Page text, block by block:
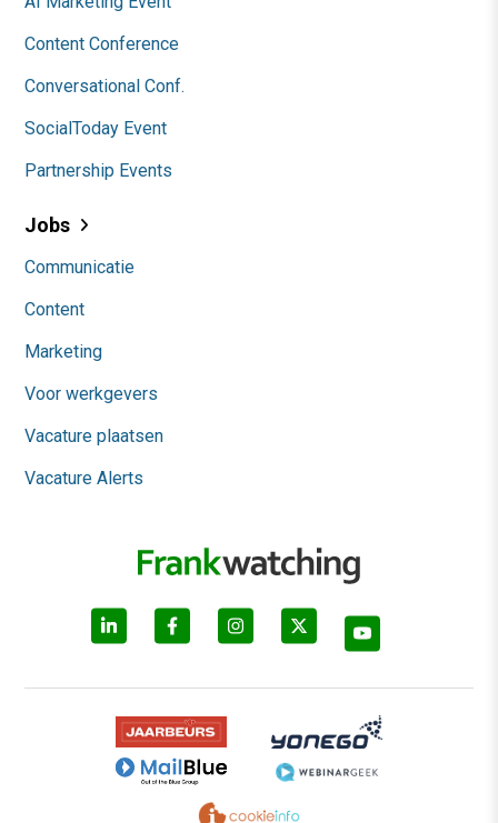
Content Conference
Conversational Conf.
SocialToday Event
Partnership Events
Jobs
Communicatie
Content
Marketing
Voor werkgevers
Vacature plaatsen
Vacature Alerts